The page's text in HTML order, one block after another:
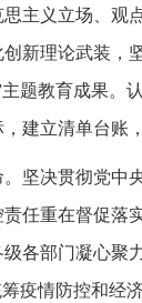
主义立场、观
新理论武装，
题教育成果。
建立清单台账
坚决贯彻党中
任重在督促落
各部门凝心聚
疫情防控和经